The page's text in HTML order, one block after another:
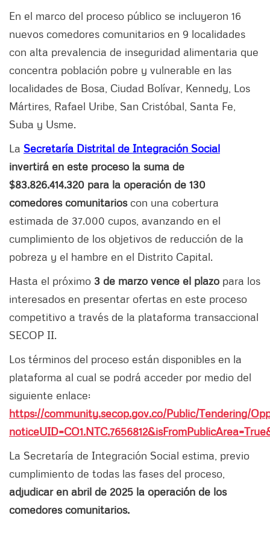
En el marco del proceso público se incluyeron 16
nuevos comedores comunitarios en 9 localidades
con alta prevalencia de inseguridad alimentaria que
concentra población pobre y vulnerable en las
localidades de Bosa, Ciudad Bolívar, Kennedy, Los
Mártires, Rafael Uribe, San Cristóbal, Santa Fe,
Suba y Usme.
La Secretaría Distrital de Integración Social
invertirá en este proceso la suma de
$83.826.414.320 para la operación de 130
comedores comunitarioscon una cobertura
estimada de 37.000 cupos, avanzando en el
cumplimiento de los objetivos de reducción de la
pobreza y el hambre en el Distrito Capital.
Hasta el próximo 3 de marzo vence el plazo para los
interesados en presentar ofertas en este proceso
competitivo a través de la plataforma transaccional
SECOP II.
Los términos del proceso están disponibles en la
plataforma al cual se podrá acceder por medio del
siguiente enlace:
https://community.secop.gov.co/Public/Tendering/
La Secretaría de Integración Social estima, previo
cumplimiento de todas las fases del proceso,
adjudicar en abril de 2025 la operación de los
comedores comunitarios.